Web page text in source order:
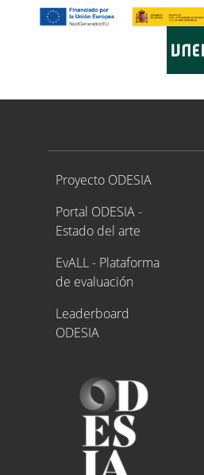
Proyecto ODESIA
Proyecto ODESIA
Portal ODESIA -
Estado del arte
EvALL - Plataforma
de evaluación
Leaderboard
ODESIA